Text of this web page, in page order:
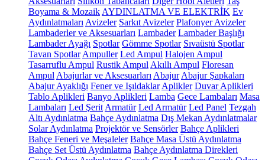
Boyama & Mozaik AYDINLATMA VE ELEKTRİK Ev
Aydınlatmaları Avizeler Sarkıt Avizeler Plafonyer Avizeler
Lambaderler ve Aksesuarları Lambader Lambader Başlığı
Lambader Ayağı Spotlar Gömme Spotlar Sıvaüstü Spotlar
Tavan Spotlar Ampuller Led Ampul Halojen Ampul
Tasarruflu Ampul Rustik Ampul Akıllı Ampul Floresan
Ampul Abajurlar ve Aksesuarları Abajur Abajur Şapkaları
Abajur Ayaklığı Fener ve Işıldaklar Aplikler Duvar Aplikleri
Tablo Aplikleri Banyo Aplikleri Lamba Gece Lambaları Masa
Lambaları Led Şerit Armatür Led Armatür Led Panel Tezgah
Altı Aydınlatma Bahçe Aydınlatma Dış Mekan Aydınlatmalar
Solar Aydınlatma Projektör ve Sensörler Bahçe Aplikleri
Bahçe Feneri ve Meşaleler Bahçe Masa Üstü Aydınlatma
Bahçe Set Üstü Aydınlatma Bahçe Aydınlatma Direkleri